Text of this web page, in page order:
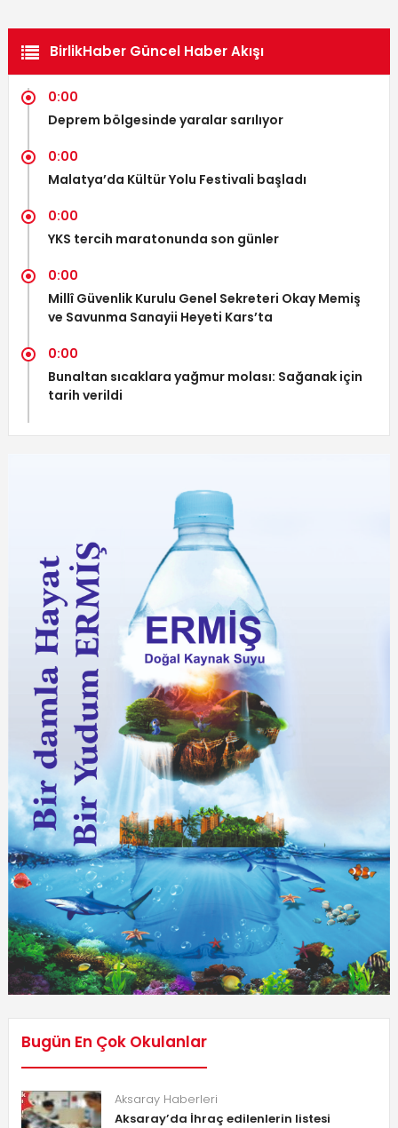
BirlikHaber Güncel Haber Akışı
0:00
Deprem bölgesinde yaralar sarılıyor
0:00
Malatya’da Kültür Yolu Festivali başladı
0:00
YKS tercih maratonunda son günler
0:00
Millî Güvenlik Kurulu Genel Sekreteri Okay Memiş
ve Savunma Sanayii Heyeti Kars’ta
0:00
Bunaltan sıcaklara yağmur molası: Sağanak için
tarih verildi
Bugün En Çok Okulanlar
Aksaray Haberleri
Aksaray’da İhraç edilenlerin listesi